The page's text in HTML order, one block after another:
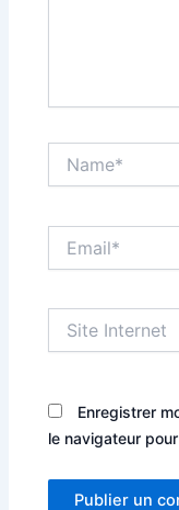
Internet
Enregistrer
le navigateur